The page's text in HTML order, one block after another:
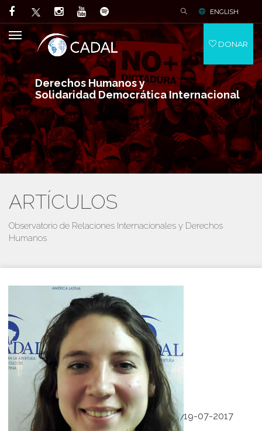
Derechos Humanos y
Solidaridad Democrática Internacional
ENGLISH
DONAR
ARTÍCULOS
Observatorio de Relaciones Internacionales y Derechos
Humanos
19-07-2017